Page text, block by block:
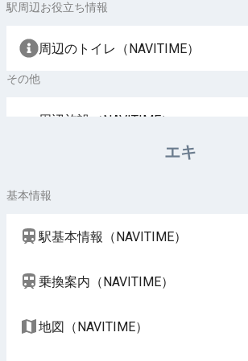
駅周辺お役立ち情報
周辺のトイレ（NAVITIME）
その他
周辺施設（NAVITIME）
エキ
基本情報
駅基本情報（NAVITIME）
乗換案内（NAVITIME）
地図（NAVITIME）